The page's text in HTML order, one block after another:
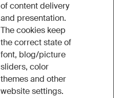
of content delivery
and presentation.
The cookies keep
the correct state of
font, blog/picture
sliders, color
themes and other
website settings.